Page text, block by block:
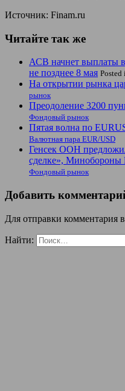
Источник: Finam.ru
Читайте так же
АСВ начнет выплаты
не позднее 8 мая Posted
На открытии рынка
рынок
Преодоление 3200
Фондовый рынок
Пятая волна по
Валютная пара EUR/USD
Генсек ООН
сделке», Минобороны
Фондовый рынок
Добавить
Для отправки комментария
Найти: